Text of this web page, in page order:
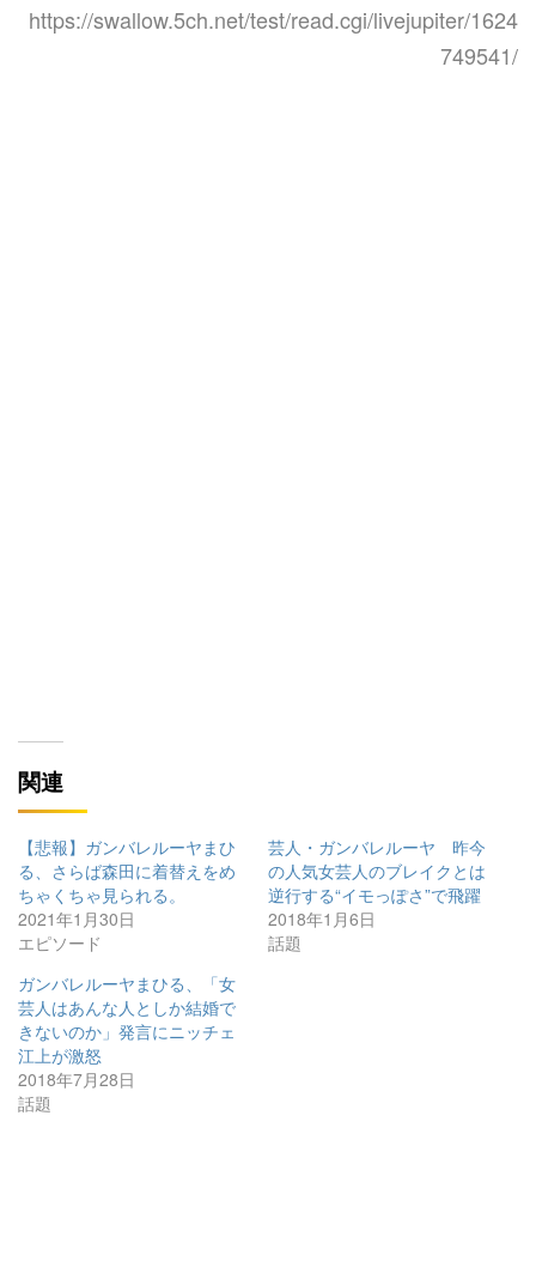
https://swallow.5ch.net/test/read.cgi/livejupiter/1624
749541/
関連
【悲報】ガンバレルーヤまひ
る、さらば森田に着替えをめ
ちゃくちゃ見られる。
2021年1月30日
エピソード
芸人・ガンバレルーヤ 昨今
の人気女芸人のブレイクとは
逆行する“イモっぽさ”で飛躍
2018年1月6日
話題
ガンバレルーヤまひる、「女
芸人はあんな人としか結婚で
きないのか」発言にニッチェ
江上が激怒
2018年7月28日
話題